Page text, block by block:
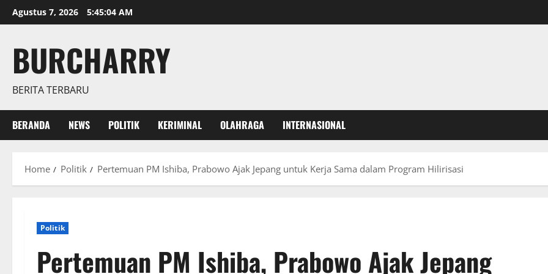
Skip
to
Agustus 7, 2026 5:45:05 AM
BURCHARRY
BERITA TERBARU
BERANDA NEWS POLITIK KERIMINAL OLAHRAGA INTERNASIONAL
Home Politik Pertemuan PM Ishiba, Prabowo Ajak Jepang untuk Kerja Sama dalam Program Hilirisasi
Politik
Pertemuan PM Ishiba, Prabowo Ajak Jepang